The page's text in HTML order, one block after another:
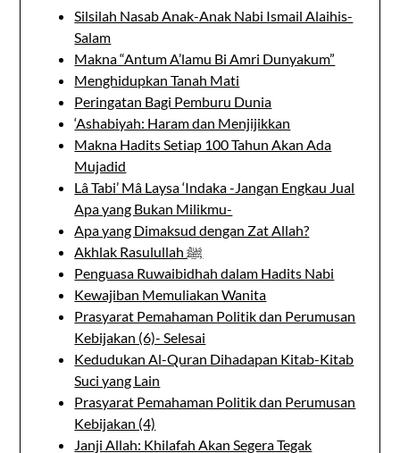
Silsilah Nasab Anak-Anak Nabi Ismail Alaihis-
Salam
Makna “Antum A’lamu Bi Amri Dunyakum”
Menghidupkan Tanah Mati
Peringatan Bagi Pemburu Dunia
‘Ashabiyah: Haram dan Menjijikkan
Makna Hadits Setiap 100 Tahun Akan Ada
Mujadid
Lâ Tabi’ Mâ Laysa ‘Indaka -Jangan Engkau Jual
Apa yang Bukan Milikmu-
Apa yang Dimaksud dengan Zat Allah?
Akhlak Rasulullah ﷺ
Penguasa Ruwaibidhah dalam Hadits Nabi
Kewajiban Memuliakan Wanita
Prasyarat Pemahaman Politik dan Perumusan
Kebijakan (6)- Selesai
Kedudukan Al-Quran Dihadapan Kitab-Kitab
Suci yang Lain
Prasyarat Pemahaman Politik dan Perumusan
Kebijakan (4)
Janji Allah: Khilafah Akan Segera Tegak